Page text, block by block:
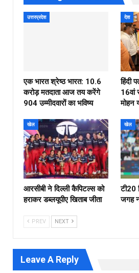
उत्तरप्रदेश
एक भारत श्रेष्ठ भारत: 10.6
करोड़ मतदाता आज तय करेंगे
904 उम्मीदवारों का भविष्य
देश
हिंदी
16वां
मोहन
खेल
आरसीबी ने दिल्ली कैपिटल्स को
हराकर डब्लयूपीए खिताब जीता
खेल
टी20
जगह
PREV NEXT
Leave A Reply